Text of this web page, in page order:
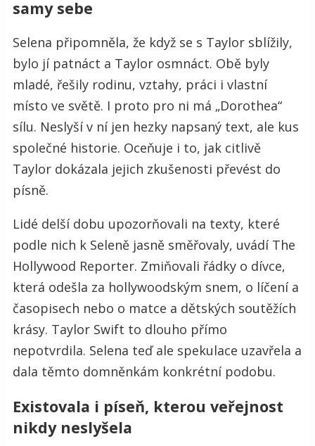
samy sebe
Selena připomněla, že když se s Taylor sblížily,
bylo jí patnáct a Taylor osmnáct. Obě byly
mladé, řešily rodinu, vztahy, práci i vlastní
místo ve světě. I proto pro ni má „Dorothea“
sílu. Neslyší v ní jen hezky napsaný text, ale kus
společné historie. Oceňuje i to, jak citlivě
Taylor dokázala jejich zkušenosti převést do
písně.
Lidé delší dobu upozorňovali na texty, které
podle nich k Seleně jasně směřovaly, uvádí The
Hollywood Reporter. Zmiňovali řádky o dívce,
která odešla za hollywoodským snem, o líčení a
časopisech nebo o matce a dětských soutěžích
krásy. Taylor Swift to dlouho přímo
nepotvrdila. Selena teď ale spekulace uzavřela a
dala těmto domněnkám konkrétní podobu.
Existovala i píseň, kterou veřejnost
nikdy neslyšela